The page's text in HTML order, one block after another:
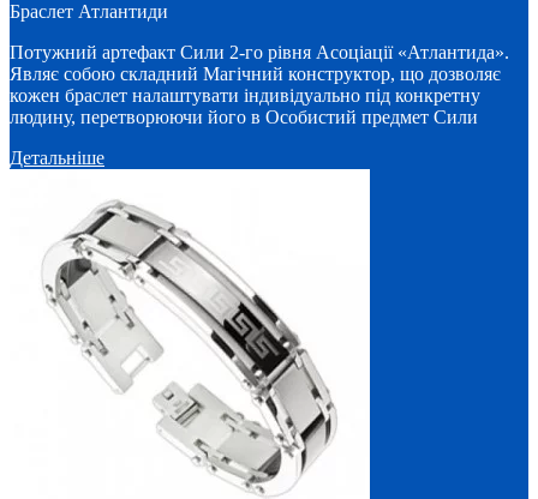
Браслет Атлантиди
Потужний артефакт Сили 2-го рівня Асоціації «Атлантида».
Являє собою складний Магічний конструктор, що дозволяє
кожен браслет налаштувати індивідуально під конкретну
людину, перетворюючи його в Особистий предмет Сили
Детальніше